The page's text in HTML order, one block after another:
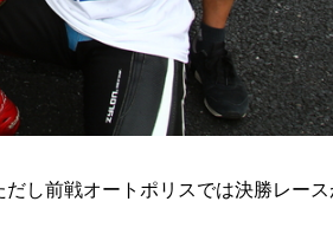
し前戦オートポリスでは決勝レー